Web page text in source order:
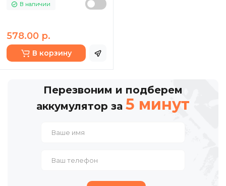
В наличии
578.00 р.
В корзину
Перезвоним и подберем
аккумулятор за 5 минут